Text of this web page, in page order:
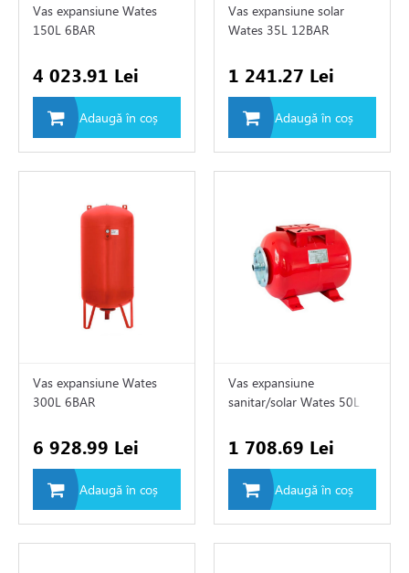
Vas expansiune Wates
150L 6BAR
4 023.91 Lei
Adaugă în coș
Vas expansiune solar
Wates 35L 12BAR
1 241.27 Lei
Adaugă în coș
Vas expansiune Wates
300L 6BAR
6 928.99 Lei
Adaugă în coș
Vas expansiune
sanitar/solar Wates 50L
1 708.69 Lei
Adaugă în coș